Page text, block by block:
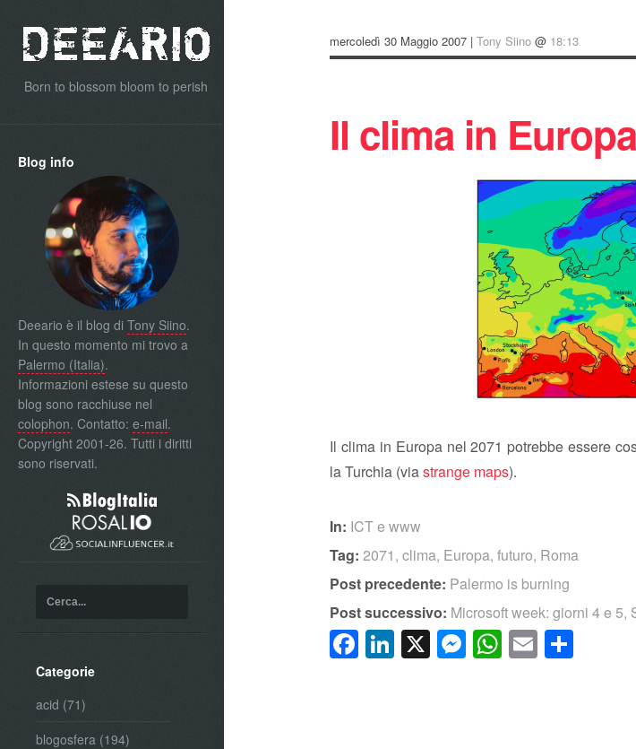
Born to blossom bloom to perish
Blog info
Deeario è il blog di Tony Siino.
In questo momento mi trovo a
Palermo (Italia).
Informazioni estese su questo
blog sono racchiuse nel
colophon. Contatto: e-mail.
Copyright 2001-26. Tutti i diritti
sono riservati.
Categorie
acid (71)
blogosfera (194)
mercoledì 30 Maggio 2007 |Tony Siino @ 18:13
Il clima in
Il clima in Europa nel 2071 potrebbe essere
la Turchia (viastrange maps).
In: ICT e www
Tag: 2071,clima, Europa,futuro, Roma
Post precedente: Palermo is burning
Post successivo: Microsoft week: giorni 4 e 5,
Facebook
LinkedIn
X Messenger
WhatsApp
Email